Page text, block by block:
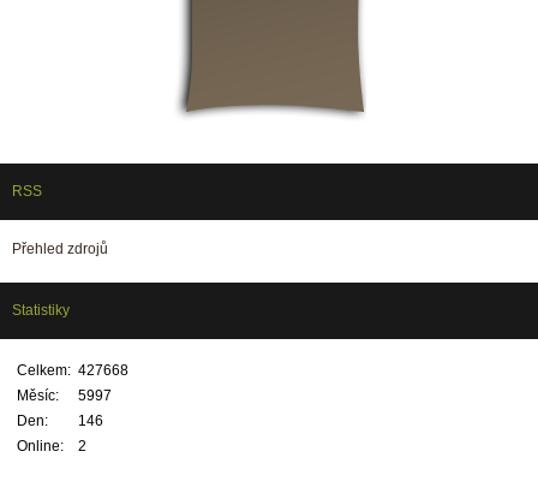
RSS
Přehled zdrojů
Statistiky
Online: 2
Celkem: 427668
Měsíc:
5997
Den:
146